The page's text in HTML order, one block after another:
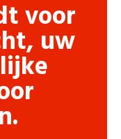
voor
uw